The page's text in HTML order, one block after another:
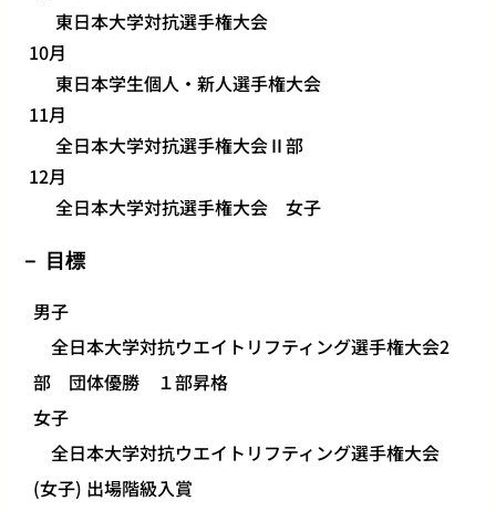
東日本大学対抗選手権大会
10月
東日本学生個人・新人選手権大会
11月
全日本大学対抗選手権大会Ⅱ部
12月
全日本大学対抗選手権大会 女子
目標
男子
全日本大学対抗ウエイトリフティング選手権大会2
部 団体優勝 １部昇格
女子
全日本大学対抗ウエイトリフティング選手権大会
(女子) 出場階級入賞